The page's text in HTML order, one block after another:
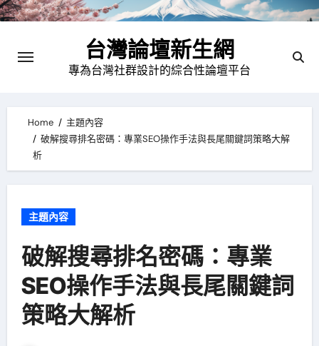
Skip
content
台灣論壇新生網
專為台灣社群設計的綜合性論壇平台
Home
主題內容
破解搜尋排名密碼：專業SEO操作手法與長尾關鍵詞策略大解
析
主題內容
破解搜尋排名密碼：專業
SEO操作手法與長尾關鍵詞
策略大解析